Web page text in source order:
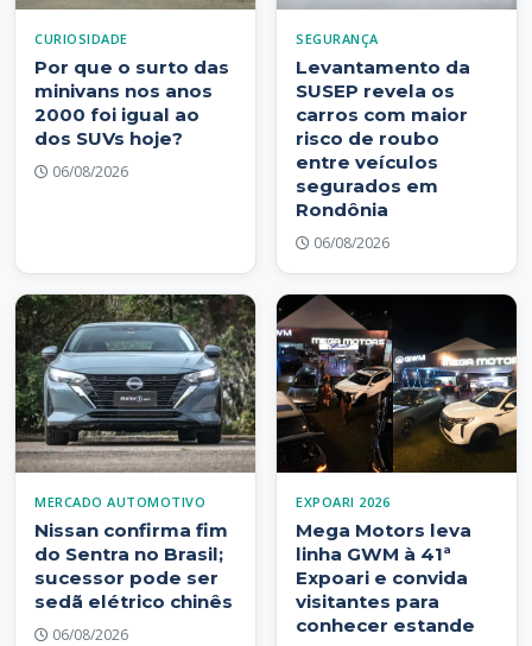
CURIOSIDADE
Por que o surto das
minivans nos anos
2000 foi igual ao
dos SUVs hoje?
06/08/2026
SEGURANÇA
Levantamento da
SUSEP revela os
carros com maior
risco de roubo
entre veículos
segurados em
Rondônia
06/08/2026
MERCADO AUTOMOTIVO
Nissan confirma fim
do Sentra no Brasil;
sucessor pode ser
sedã elétrico chinês
06/08/2026
EXPOARI 2026
Mega Motors leva
linha GWM à 41ª
Expoari e convida
visitantes para
conhecer estande